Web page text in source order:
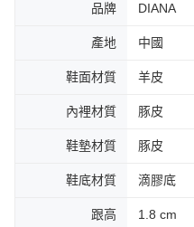
品牌 DIANA
產地 中國
鞋面材質 羊皮
內裡材質 豚皮
鞋墊材質 豚皮
鞋底材質 滴膠底
跟高 1.8 cm